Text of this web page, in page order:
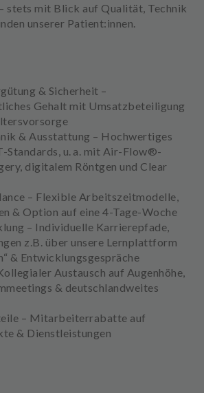
stets mit Blick auf Qualität, Technik
unserer Patient:innen.
& Sicherheit –
Gehalt mit Umsatzbeteiligung
& Ausstattung – Hochwertiges
Standards, u. a. mit Air-Flow®-
digitalem Röntgen und Clear
– Flexible Arbeitszeitmodelle,
& Option auf eine 4-Tage-Woche
– Individuelle Karrierepfade,
z.B. über unsere Lernplattform
& Entwicklungsgespräche
Austausch auf Augenhöhe,
& deutschlandweites
– Mitarbeiterrabatte auf
& Dienstleistungen